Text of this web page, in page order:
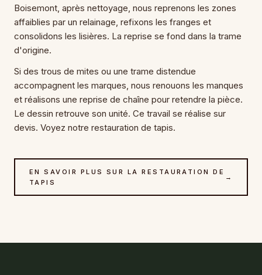
Boisemont, après nettoyage, nous reprenons les zones
affaiblies par un relainage, refixons les franges et
consolidons les lisières. La reprise se fond dans la trame
d'origine.
Si des trous de mites ou une trame distendue
accompagnent les marques, nous renouons les manques
et réalisons une reprise de chaîne pour retendre la pièce.
Le dessin retrouve son unité. Ce travail se réalise sur
devis. Voyez notre restauration de tapis.
EN SAVOIR PLUS SUR LA RESTAURATION DE
TAPIS
→